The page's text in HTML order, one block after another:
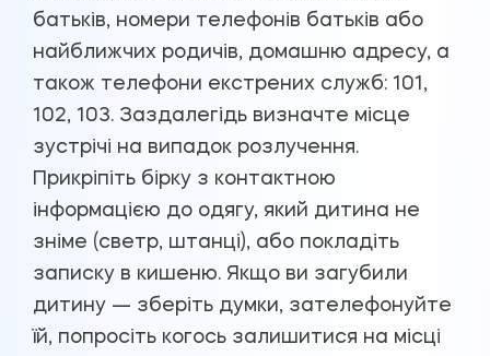
батьків, номери телефонів батьків або
найближчих родичів, домашню адресу, а
також телефони екстрених служб: 101,
102, 103. Заздалегідь визначте місце
зустрічі на випадок розлучення.
Прикріпіть бірку з контактною
інформацією до одягу, який дитина не
зніме (светр, штанці), або покладіть
записку в кишеню. Якщо ви загубили
дитину — зберіть думки, зателефонуйте
їй, попросіть когось залишитися на місці